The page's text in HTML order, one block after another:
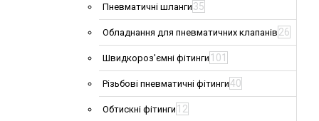
Пневматичні шланги 35
Обладнання для пневматичних клапанів 26
Швидкороз'ємні фітинги 101
Різьбові пневматичні фітинги40
Обтискні фітинги 12